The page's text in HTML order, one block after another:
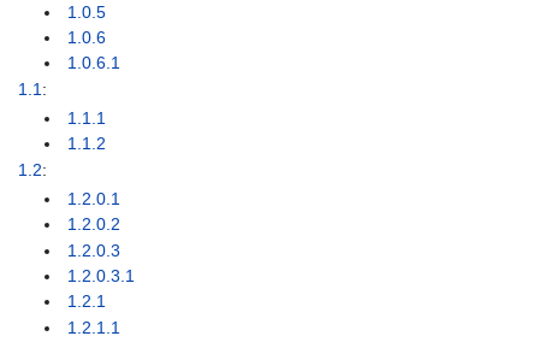
1.0.5
1.0.6
1.0.6.1
1.1 :
1.1.1
1.1.2
1.2:
1.2.0.1
1.2.0.2
1.2.0.3
1.2.0.3.1
1.2.1
1.2.1.1